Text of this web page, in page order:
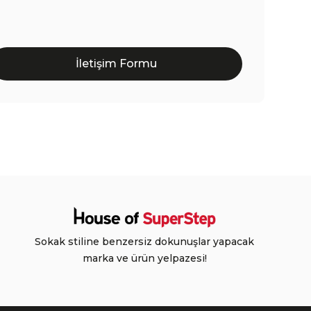
İletişim Formu
Sokak stiline benzersiz dokunuşlar yapacak
marka ve ürün yelpazesi!